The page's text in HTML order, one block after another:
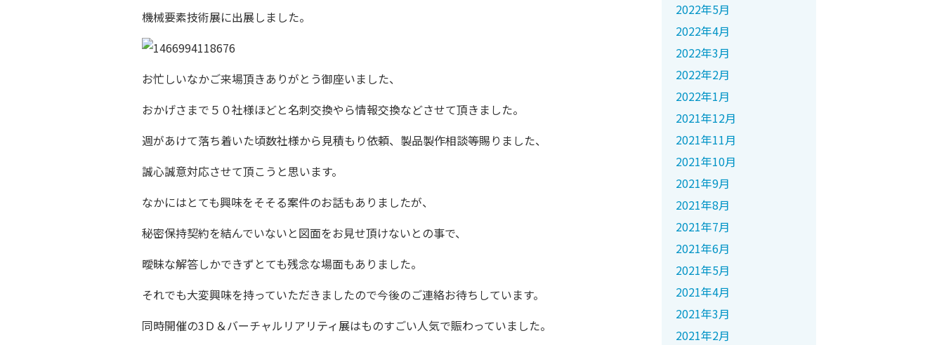
機械要素技術展に出展しました。
お忙しいなかご来場頂きありがとう御座いました、
おかげさまで５０社様ほどと名刺交換やら情報交換などさせて頂きました。
週があけて落ち着いた頃数社様から見積もり依頼、製品製作相談等賜りました、
誠心誠意対応させて頂こうと思います。
なかにはとても興味をそそる案件のお話もありましたが、
秘密保持契約を結んでいないと図面をお見せ頂けないとの事で、
曖昧な解答しかできずとても残念な場面もありました。
それでも大変興味を持っていただきましたので今後のご連絡お待ちしています。
同時開催の3Ｄ＆バーチャルリアリティ展はものすごい人気で賑わっていました。
2022年5月
2022年4月
2022年3月
2022年2月
2022年1月
2021年12月
2021年11月
2021年10月
2021年9月
2021年8月
2021年7月
2021年6月
2021年5月
2021年4月
2021年3月
2021年2月